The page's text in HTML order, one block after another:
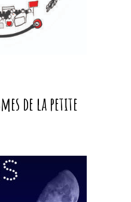
de la petite